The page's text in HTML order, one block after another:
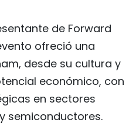
de Forward
ofreció una
desde su cultura y
económico, con
en sectores
semiconductores.